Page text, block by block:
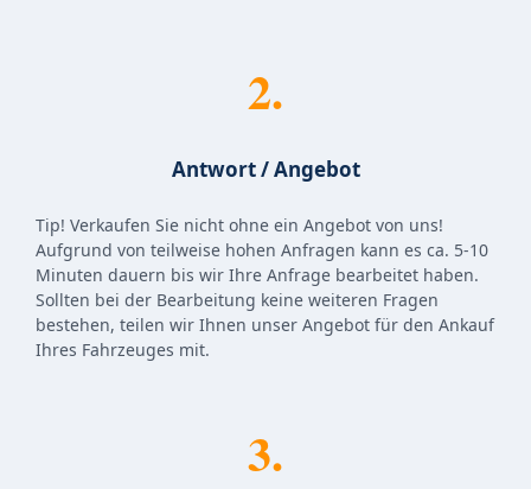
2.
Antwort / Angebot
Tip! Verkaufen Sie nicht ohne ein Angebot von uns!
Aufgrund von teilweise hohen Anfragen kann es ca. 5-10
Minuten dauern bis wir Ihre Anfrage bearbeitet haben.
Sollten bei der Bearbeitung keine weiteren Fragen
bestehen, teilen wir Ihnen unser Angebot für den Ankauf
Ihres Fahrzeuges mit.
3.